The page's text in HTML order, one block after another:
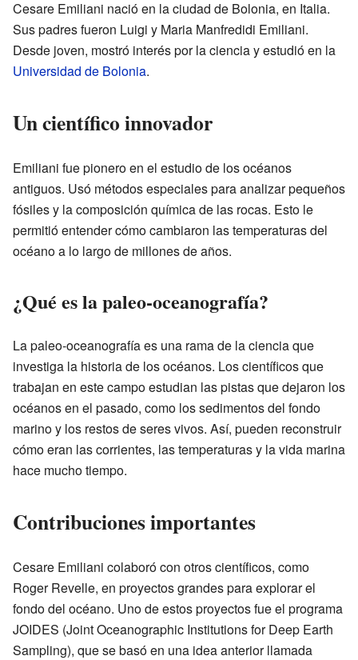
Cesare Emiliani nació en la ciudad de Bolonia, en Italia.
Sus padres fueron Luigi y Maria Manfredidi Emiliani.
Desde joven, mostró interés por la ciencia y estudió en la
Universidad de Bolonia.
Un científico innovador
Emiliani fue pionero en el estudio de los océanos
antiguos. Usó métodos especiales para analizar pequeños
fósiles y la composición química de las rocas. Esto le
permitió entender cómo cambiaron las temperaturas del
océano a lo largo de millones de años.
¿Qué es la paleo-oceanografía?
La paleo-oceanografía es una rama de la ciencia que
investiga la historia de los océanos. Los científicos que
trabajan en este campo estudian las pistas que dejaron los
océanos en el pasado, como los sedimentos del fondo
marino y los restos de seres vivos. Así, pueden reconstruir
cómo eran las corrientes, las temperaturas y la vida marina
hace mucho tiempo.
Contribuciones importantes
Cesare Emiliani colaboró con otros científicos, como
Roger Revelle, en proyectos grandes para explorar el
fondo del océano. Uno de estos proyectos fue el programa
JOIDES (Joint Oceanographic Institutions for Deep Earth
Sampling), que se basó en una idea anterior llamada